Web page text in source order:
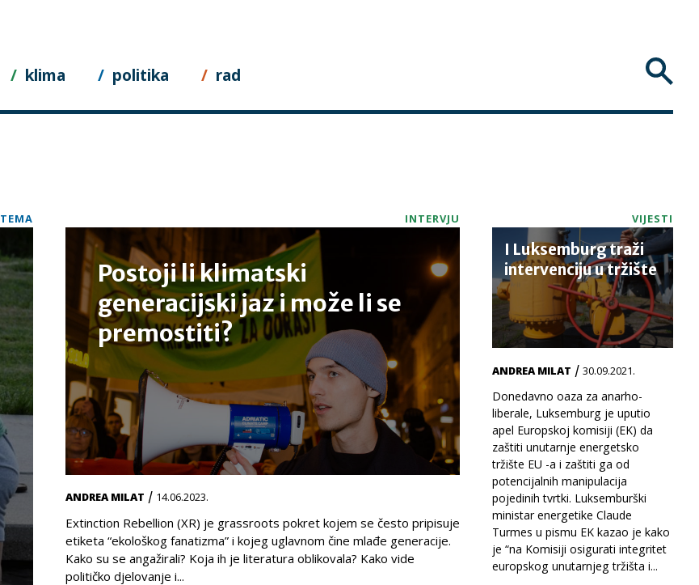
klima politika rad
TEMA INTERVJU
Postoji li klimatski
generacijski jaz i može li se
premostiti?
ANDREA MILAT / 14.06.2023.
Extinction Rebellion (XR) je grassroots pokret kojem se često pripisuje
etiketa “ekološkog fanatizma” i kojeg uglavnom čine mlađe generacije.
Kako su se angažirali? Koja ih je literatura oblikovala? Kako vide
političko djelovanje i...
VIJESTI
I Luksemburg traži
intervenciju u tržište
ANDREA MILAT / 30.09.2021.
Donedavno oaza za anarho-
liberale, Luksemburg je uputio
apel Europskoj komisiji (EK) da
zaštiti unutarnje energetsko
tržište EU -a i zaštiti ga od
potencijalnih manipulacija
pojedinih tvrtki. Luksemburški
ministar energetike Claude
Turmes u pismu EK kazao je kako
je “na Komisiji osigurati integritet
europskog unutarnjeg tržišta i...